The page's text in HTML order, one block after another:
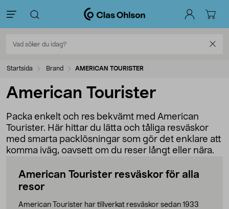
Startsida Brand AMERICAN TOURISTER
American Tourister
Packa enkelt och res bekvämt med American
Tourister. Här hittar du lätta och tåliga resväskor
med smarta packlösningar som gör det enklare att
komma iväg, oavsett om du reser långt eller nära.
American Tourister resväskor för alla
resor
American Tourister har tillverkat resväskor sedan 1933